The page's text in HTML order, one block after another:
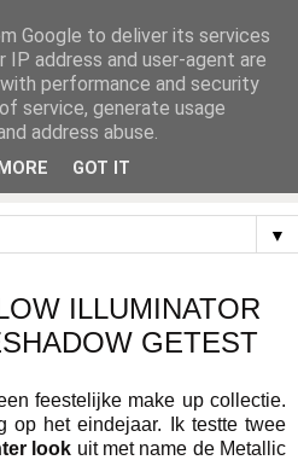
▼
ILLUMINATOR
GETEST
feestelijke make up collectie.
op het eindejaar. Ik testte twee
look uit met name de Metallic
Google to deliver its services
IP address and user-agent are
performance and security
service, generate usage
address abuse.
GOT IT